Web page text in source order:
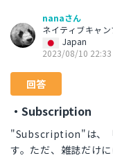
nanaさん
ネイティブキャ
Japan
2023/08/10 22:33
回答
・Subscription
"Subscription"は、「
す。ただ、雑誌だけ